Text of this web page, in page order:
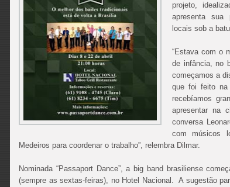
projeto,
apresenta sua
locais sob a
“Estava com o
de infância, no
começamos a
que foi feito na
recebíamos
apresentar na
conversa
com músicos
Medeiros para coordenar o trabalho”, relembra Dilmar.
Nominada “Passaport Dance”, a big band brasiliense
(sempre as sextas-feiras), no Hotel Nacional. A sugestão